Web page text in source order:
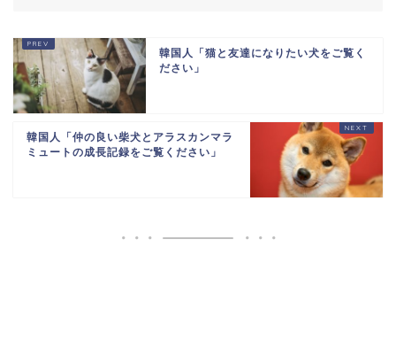
欧州「日本だけ反則だろ…」 世界の『日本びい
き』にヨーロッパ全土...
765471651721971844
韓国人「猫と友達になりたい犬をご覧く
ださい」
韓国人「仲の良い柴犬とアラスカンマラ
ミュートの成長記録をご覧ください」